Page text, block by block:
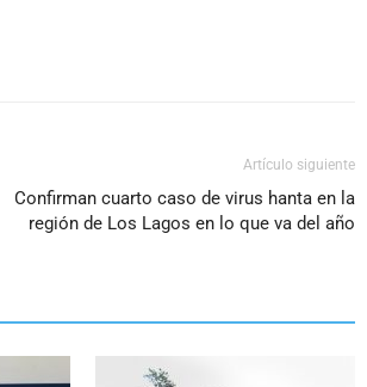
Artículo siguiente
Confirman cuarto caso de virus hanta en la
región de Los Lagos en lo que va del año